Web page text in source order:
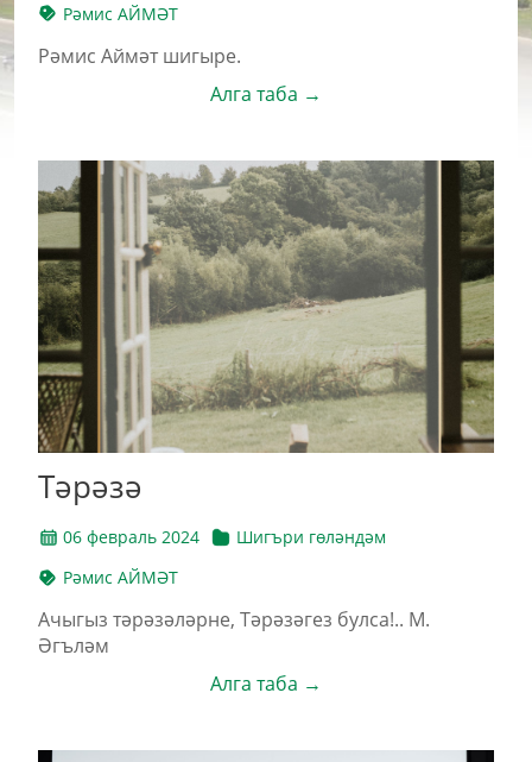
Рәмис АЙМӘТ
Рәмис Аймәт шигыре.
Алга таба →
Тәрәзә
06 февраль 2024
Шигъри гөләндәм
Рәмис АЙМӘТ
Ачыгыз тәрәзәләрне, Тәрәзәгез булса!.. М.
Әгъләм
Алга таба →